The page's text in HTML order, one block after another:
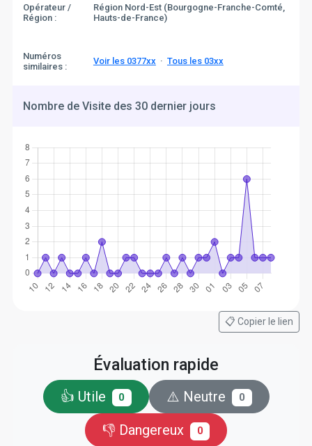
Opérateur /
Région :
Région Nord-Est (Bourgogne-Franche-Comté,
Hauts-de-France)
Numéros
similaires :
Voir les 0377xx· Tous les 03xx
Nombre de Visite des 30 dernier jours
📋 Copier le lien
Évaluation rapide
👍 Utile 0 ⚠️ Neutre 0
👎 Dangereux 0